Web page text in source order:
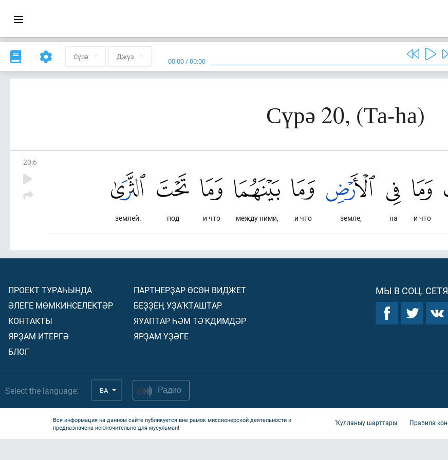
Сүрә Джүз 00:00 /00:00
Сүрә 20, (Та-һа)
20:6
и что
на
земле,
и что
между ними,
и что
под
землей.
ПРОЕКТ ТУРАҺЫНДА
ӘЛЕГЕ МӨМКИНСЕЛЕКТӘР
КОНТАКТЫ
ЯРҘАМ ИТЕРГӘ
БЛОГ
ПАРТНЕРҘАР ӨСӨН ВИДЖЕТ
БЕҘҘЕҢ УҘАҠТАШТАР
ЯУАПТАР ҺӘМ ТӘҠДИМДӘР
ЯРҘАМ ҮҘӘГЕ
МЫ В СОЦ.
Select the language: BA Радио
Вся информация на данном сайте публикуется вне рамок миссионерской деятельности и
предназначена исключительно для мусульман!
Ҡулланыу шарттары Правила